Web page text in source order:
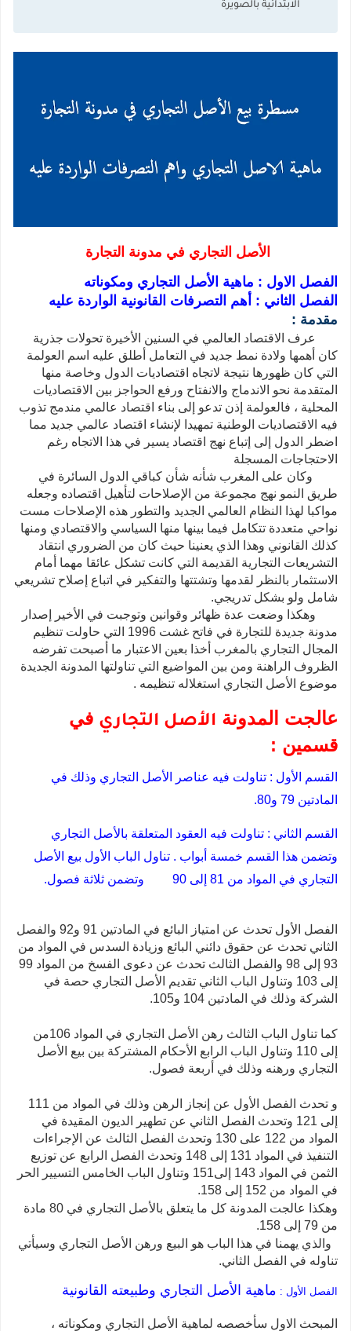
الابتدائية بالصويرة
الأصل التجاري في مدونة التجارة
الفصل الاول : ماهية الأصل التجاري ومكوناته
الفصل الثاني : أهم التصرفات القانونية الواردة عليه
مقدمة :
عرف الاقتصاد العالمي في السنين الأخيرة تحولات جذرية
كان أهمها ولادة نمط جديد في التعامل أطلق عليه اسم العولمة
التي كان ظهورها نتيجة لاتجاه اقتصاديات الدول وخاصة منها
المتقدمة نحو الاندماج والانفتاح ورفع الحواجز بين الاقتصاديات
المحلية ، فالعولمة إذن تدعو إلى بناء اقتصاد عالمي مندمج تذوب
فيه الاقتصاديات الوطنية تمهيدا لإنشاء اقتصاد عالمي جديد مما
اضطر الدول إلى إتباع نهج اقتصاد يسير في هذا الاتجاه رغم
الاحتجاجات المسجلة
وكان على المغرب شأنه شأن كباقي الدول السائرة في
طريق النمو نهج مجموعة من الإصلاحات لتأهيل اقتصاده وجعله
مواكبا لهذا النظام العالمي الجديد والتطور هذه الإصلاحات مست
نواحي متعددة تتكامل فيما بينها منها السياسي والاقتصادي ومنها
كذلك القانوني وهذا الذي يعنينا حيث كان من الضروري انتقاد
التشريعات التجارية القديمة التي كانت تشكل عائقا مهما أمام
الاستثمار بالنظر لقدمها وتشتتها والتفكير في اتباع إصلاح تشريعي
شامل ولو بشكل تدريجي.
وهكذا وضعت عدة ظهائر وقوانين وتوجبت في الأخير إصدار
مدونة جديدة للتجارة في فاتح غشت 1996 التي حاولت تنظيم
المجال التجاري بالمغرب أخذا بعين الاعتبار ما أصبحت تفرضه
الظروف الراهنة ومن بين المواضيع التي تناولتها المدونة الجديدة
موضوع الأصل التجاري استغلاله تنظيمه .
عالجت المدونة الأصل التجاري في
قسمين :
القسم الأول : تناولت فيه عناصر الأصل التجاري وذلك في
المادتين 79 و80.
القسم الثاني : تناولت فيه العقود المتعلقة بالأصل التجاري
وتضمن هذا القسم خمسة أبواب . تناول الباب الأول بيع الأصل
التجاري في المواد من 81 إلى 90 وتضمن ثلاثة فصول.
الفصل الأول تحدث عن امتياز البائع في المادتين 91 و92 والفصل
الثاني تحدث عن حقوق دائني البائع وزيادة السدس في المواد من
93 إلى 98 والفصل الثالث تحدث عن دعوى الفسخ من المواد 99
إلى 103 وتناول الباب الثاني تقديم الأصل التجاري حصة في
الشركة وذلك في المادتين 104 و105.
كما تناول الباب الثالث رهن الأصل التجاري في المواد 106من
إلى 110 وتناول الباب الرابع الأحكام المشتركة بين بيع الأصل
التجاري ورهنه وذلك في أربعة فصول.
و تحدث الفصل الأول عن إنجاز الرهن وذلك في المواد من 111
إلى 121 وتحدث الفصل الثاني عن تطهير الديون المقيدة في
المواد من 122 على 130 وتحدث الفصل الثالث عن الإجراءات
التنفيذ في المواد 131 إلى 148 وتحدث الفصل الرابع عن توزيع
الثمن في المواد 143 إلى151 وتناول الباب الخامس التسيير الحر
في المواد من 152 إلى 158.
وهكذا عالجت المدونة كل ما يتعلق بالأصل التجاري في 80 مادة
من 79 إلى 158.
والذي يهمنا في هذا الباب هو البيع ورهن الأصل التجاري وسيأتي
تناوله في الفصل الثاني.
الفصل الأول : ماهية الأصل التجاري وطبيعته القانونية
المبحث الاول سأخصصه لماهية الأصل التجاري ومكوناته ،